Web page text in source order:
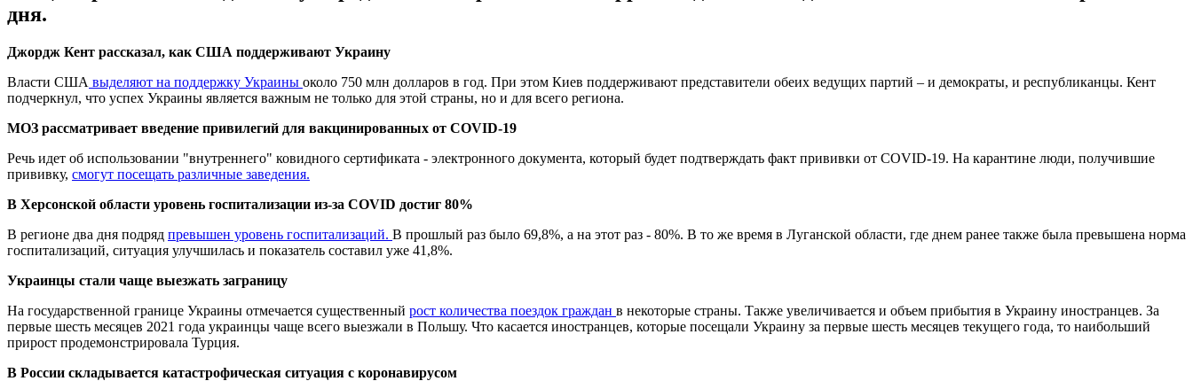
дня.
Джордж Кент рассказал, как США поддерживают Украину
Власти США выделяют на поддержку Украины около 750 млн долларов в год. При этом Киев поддерживают представители обеих ведущих партий – и демократы, и республиканцы. Кент
подчеркнул, что успех Украины является важным не только для этой страны, но и для всего региона.
МОЗ рассматривает введение привилегий для вакцинированных от COVID-19
Речь идет об использовании "внутреннего" ковидного сертификата - электронного документа, который будет подтверждать факт прививки от COVID-19. На карантине люди, получившие
прививку, смогут посещать различные заведения.
В Херсонской области уровень госпитализации из-за COVID достиг 80%
В регионе два дня подряд превышен уровень госпитализаций. В прошлый раз было 69,8%, а на этот раз - 80%. В то же время в Луганской области, где днем ранее также была превышена норма
госпитализаций, ситуация улучшилась и показатель составил уже 41,8%.
Украинцы стали чаще выезжать заграницу
На государственной границе Украины отмечается существенный рост количества поездок граждан в некоторые страны. Также увеличивается и объем прибытия в Украину иностранцев. За
первые шесть месяцев 2021 года украинцы чаще всего выезжали в Польшу. Что касается иностранцев, которые посещали Украину за первые шесть месяцев текущего года, то наибольший
прирост продемонстрировала Турция.
В России складывается катастрофическая ситуация с коронавирусом